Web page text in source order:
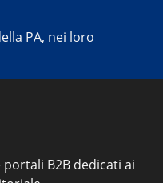
PA, nei loro
B2B dedicati ai